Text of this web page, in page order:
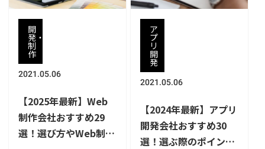
開
発・
制
作
2021.05.06
【2025年最新】Web
制作会社おすすめ29
選！選び方やWeb制作
ア
プ
リ
開
発
2021.05.06
【2024年最新】アプリ
開発会社おすすめ30
選！選ぶ際のポイント